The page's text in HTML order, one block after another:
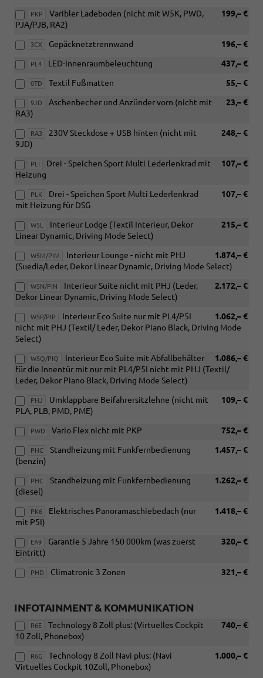
PKP 199,– €
Varibler Ladeboden (nicht mit W5K, PWD,
PJA/PJB, RA2)
3CX 196,– €
Gepäcknetztrennwand
PL4 437,– €
LED-Innenraumbeleuchtung
0TD 55,– €
Textil Fußmatten
9JD 23,– €
Aschenbecher und Anzünder vorn (nicht mit
RA3)
RA3 248,– €
230V Steckdose + USB hinten (nicht mit
9JD)
PLI 107,– €
Drei - Speichen Sport Multi Lederlenkrad mit
Heizung
PLK 107,– €
Drei - Speichen Sport Multi Lederlenkrad
mit Heizung für DSG
W5L 215,– €
Interieur Lodge (Textil Interieur, Dekor
Linear Dynamic, Driving Mode Select)
W5M/PIM 1.874,– €
Interieur Lounge - nicht mit PHJ
(Suedia/Leder, Dekor Linear Dynamic, Driving Mode Select)
W5N/PIN 2.172,– €
Interieur Suite nicht mit PHJ (Leder,
Dekor Linear Dynamic, Driving Mode Select)
W5P/PIP 1.062,– €
Interieur Eco Suite nur mit PL4/P5I
nicht mit PHJ (Textil/ Leder, Dekor Piano Black, Driving Mode
Select)
W5Q/PIQ 1.086,– €
Interieur Eco Suite mit Abfallbehälter
für die Innentür mit nur mit PL4/P5I nicht mit PHJ (Textil/
Leder, Dekor Piano Black, Driving Mode Select)
PHJ 109,– €
Umklappbare Beifahrersitzlehne (nicht mit
PLA, PLB, PMD, PME)
PWD 752,– €
Vario Flex nicht mit PKP
PHC 1.457,– €
Standheizung mit Funkfernbedienung
(benzin)
PHC 1.262,– €
Standheizung mit Funkfernbedienung
(diesel)
PK6 1.418,– €
Elektrisches Panoramaschiebedach (nur
mit P5I)
EA9 320,– €
Garantie 5 Jahre 150 000km (was zuerst
Eintritt)
PHD 321,– €
Climatronic 3 Zonen
INFOTAINMENT & KOMMUNIKATION
R6E 740,– €
Technology 8 Zoll plus: (Virtuelles Cockpit
10 Zoll, Phonebox)
R6G 1.000,– €
Technology 8 Zoll Navi plus: (Navi
Virtuelles Cockpit 10Zoll, Phonebox)